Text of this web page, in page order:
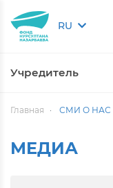
RU
Учредитель
Главная СМИ О НАС
МЕДИА